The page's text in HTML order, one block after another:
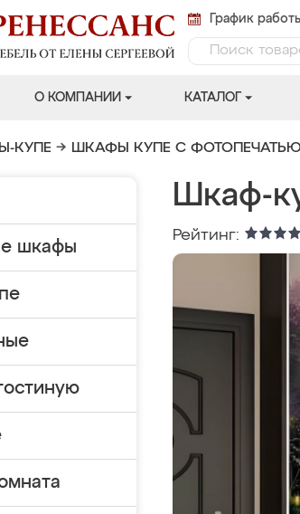
График
О КОМПАНИИ КАТАЛОГ
КУПЕ → ШКАФЫ КУПЕ С
шкафы
Шкаф-
Рейтинг: